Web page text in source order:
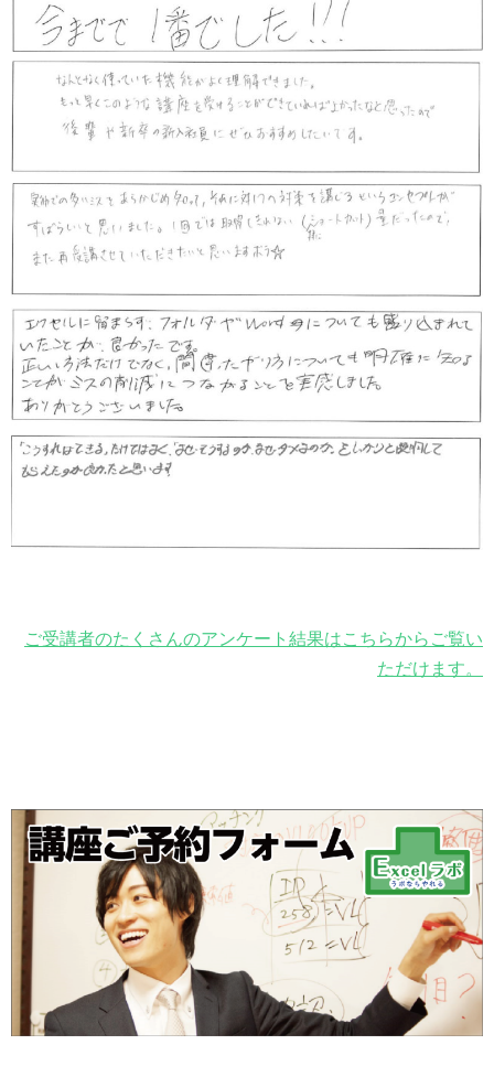
ご受講者のたくさんのアンケート結果はこちらからご覧い
ただけます。